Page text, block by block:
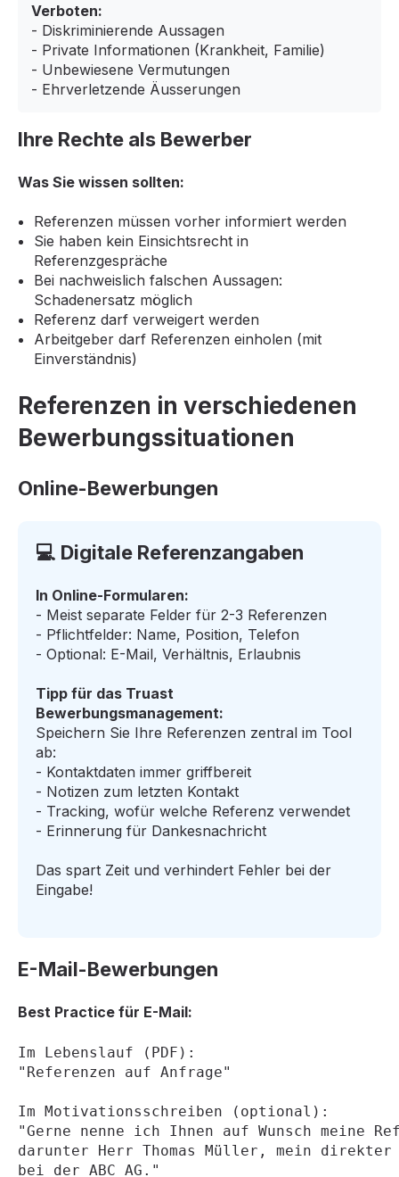
Verboten:
- Diskriminierende Aussagen
- Private Informationen (Krankheit, Familie)
- Unbewiesene Vermutungen
- Ehrverletzende Äusserungen
Ihre Rechte als Bewerber
Was Sie wissen sollten:
Referenzen müssen vorher informiert werden
Sie haben kein Einsichtsrecht in
Referenzgespräche
Bei nachweislich falschen Aussagen:
Schadenersatz möglich
Referenz darf verweigert werden
Arbeitgeber darf Referenzen einholen (mit
Einverständnis)
Referenzen in verschiedenen
Bewerbungssituationen
Online-Bewerbungen
💻 Digitale Referenzangaben
In Online-Formularen:
- Meist separate Felder für 2-3 Referenzen
- Pflichtfelder: Name, Position, Telefon
- Optional: E-Mail, Verhältnis, Erlaubnis
Tipp für das Truast
Bewerbungsmanagement:
Speichern Sie Ihre Referenzen zentral im Tool
ab:
- Kontaktdaten immer griffbereit
- Notizen zum letzten Kontakt
- Tracking, wofür welche Referenz verwendet
- Erinnerung für Dankesnachricht
Das spart Zeit und verhindert Fehler bei der
Eingabe!
E-Mail-Bewerbungen
Best Practice für E-Mail:
Im Lebenslauf (PDF):
"Referenzen auf Anfrage"
Im Motivationsschreiben (optional):
"Gerne nenne ich Ihnen auf Wunsch meine
darunter Herr Thomas Müller, mein
bei der ABC AG."